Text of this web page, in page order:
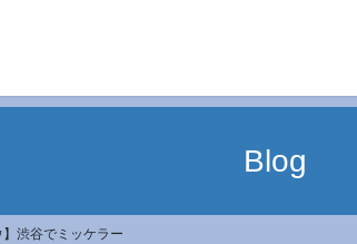
Blog
渋谷でミッケラー